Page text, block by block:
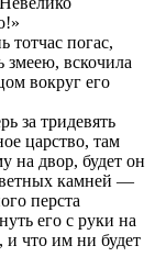
тотчас погас,
змеею, вскочила
вокруг его
за тридевять
царство, там
на двор, будет он
камней —
перста
его с руки на
и что им ни будет